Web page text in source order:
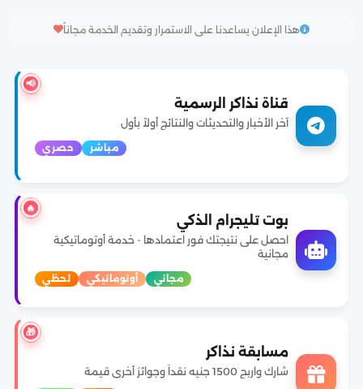
هذا الإعلان يساعدنا على الاستمرار وتقديم الخدمة مجاناً
📢
قناة نذاكر الرسمية
آخر الأخبار والتحديثات والنتائج أولاً بأول
مباشر حصري
🔥
بوت تليجرام الذكي
احصل على نتيجتك فور اعتمادها - خدمة أوتوماتيكية
مجانية
مجاني أوتوماتيكي لحظي
🎁
مسابقة نذاكر
شارك واربح 1500 جنيه نقداً وجوائز أخرى قيمة